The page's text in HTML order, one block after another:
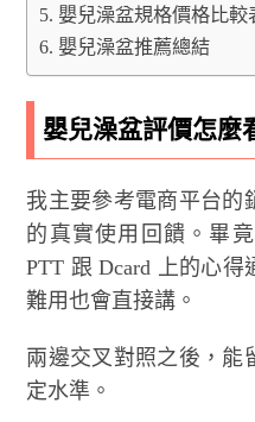
嬰兒澡盆規格價格比較
嬰兒澡盆推薦總結
嬰兒澡盆評價怎麼
我主要參考電商平台的
的真實使用回饋。畢
PTT 跟 Dcard 上的心得
難用也會直接講。
兩邊交叉對照之後，能
定水準。